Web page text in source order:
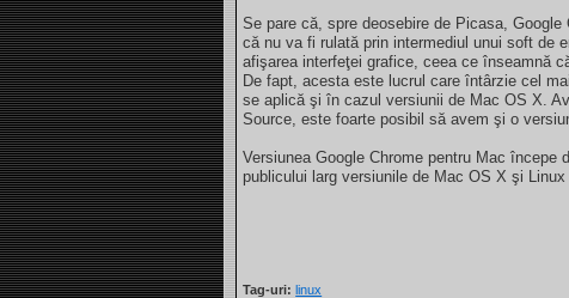
Se pare că, spre deosebire de Picasa,
că nu va fi rulată prin intermediul unui soft de
afişarea interfeţei grafice, ceea ce înseamnă
De fapt, acesta este lucrul care întârzie cel
se aplică şi în cazul versiunii de Mac OS X.
Source, este foarte posibil să avem şi o
Versiunea Google Chrome pentru Mac începe
publicului larg versiunile de Mac OS X şi
Tag-uri:linux